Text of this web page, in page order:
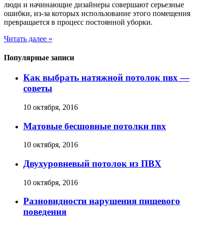
люди и начинающие дизайнеры совершают серьезные
ошибки, из-за которых использование этого помещения
превращается в процесс постоянной уборки.
Читать далее »
Популярные записи
Как выбрать натяжной потолок пвх —
советы
10 октября, 2016
Матовые бесшовные потолки пвх
10 октября, 2016
Двухуровневый потолок из ПВХ
10 октября, 2016
Разновидности нарушения пищевого
поведения